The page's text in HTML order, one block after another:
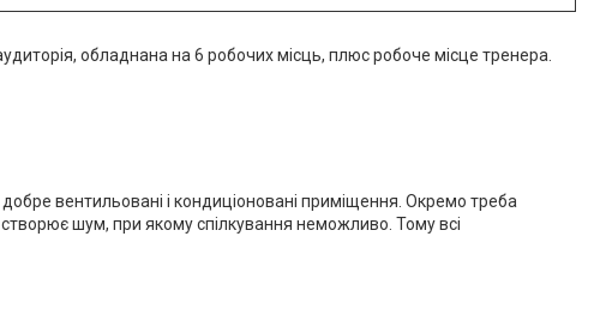
обладнана на 6 робочих місць, плюс робоче місце тренера.
вентильовані і кондиціоновані приміщення. Окремо треба
створює шум, при якому спілкування неможливо. Тому всі